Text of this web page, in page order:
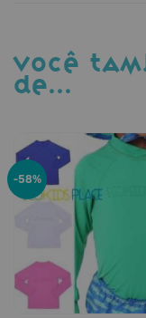
VOCÊ
DE…
-58%